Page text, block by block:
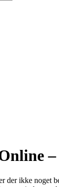
der ikke noget